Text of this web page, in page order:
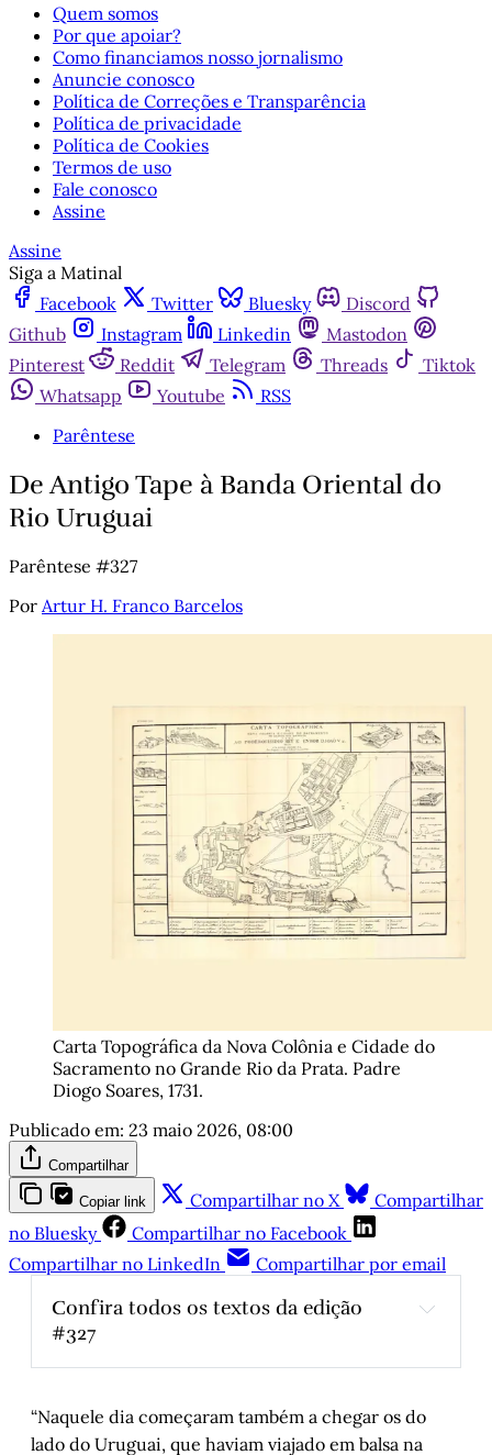
Quem somos
Por que apoiar?
Como financiamos nosso jornalismo
Anuncie conosco
Política de Correções e Transparência
Política de privacidade
Política de Cookies
Termos de uso
Fale conosco
Assine
Assine
Siga a Matinal
Facebook
Twitter Bluesky
Discord
Github
Instagram Linkedin
Mastodon
Pinterest
Reddit Telegram Threads
Tiktok
Whatsapp
Youtube
RSS
Parêntese
De Antigo Tape à Banda Oriental do
Rio Uruguai
Parêntese #327
Por Artur H. Franco Barcelos
Carta Topográfica da Nova Colônia e Cidade do
Sacramento no Grande Rio da Prata. Padre
Diogo Soares, 1731.
Publicado em: 23 maio 2026, 08:00
Compartilhar
Copiar link Compartilhar no X
Compartilhar
no Bluesky
Compartilhar no Facebook
Compartilhar no LinkedIn
Compartilhar por email
Confira todos os textos da edição
#327
Milton Santos: a permanência dos
Hugo Oliveira
O rock gaúcho - parte VIII, por Arthur de
“Naquele dia começaram também a chegar os do
lado do Uruguai, que haviam viajado em balsa na